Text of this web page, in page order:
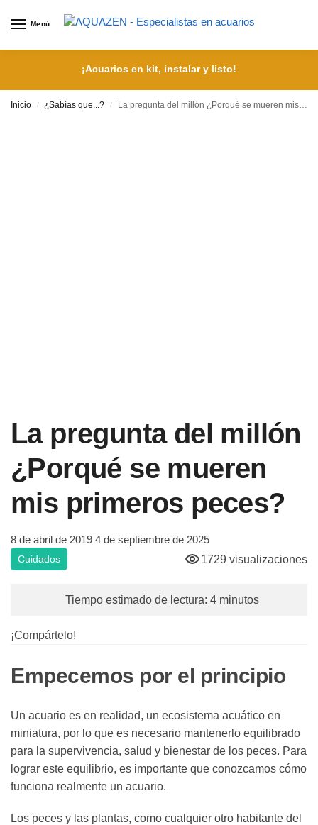
Menú
¡Acuarios en kit, instalar y listo!
Inicio / ¿Sabías que...? / La pregunta del millón ¿Porqué se mueren mis primeros peces?
La pregunta del millón
¿Porqué se mueren
mis primeros peces?
8 de abril de 2019 4 de septiembre de 2025
Cuidados 1729 visualizaciones
Tiempo estimado de lectura: 4 minutos
¡Compártelo!
Empecemos por el principio
Un acuario es en realidad, un ecosistema acuático en
miniatura, por lo que es necesario mantenerlo equilibrado
para la supervivencia, salud y bienestar de los peces. Para
lograr este equilibrio, es importante que conozcamos cómo
funciona realmente un acuario.
Los peces y las plantas, como cualquier otro habitante del